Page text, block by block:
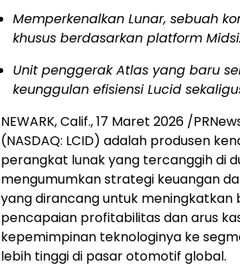
Memperkenalkan Lunar, sebuah
khusus berdasarkan platform
Unit penggerak Atlas yang baru
keunggulan efisiensi Lucid
NEWARK, Calif.,17 Maret 2026 /
(NASDAQ: LCID) adalah produsen
perangkat lunak yang tercanggih di
mengumumkan strategi keuangan
yang dirancang untuk meningkatkan
pencapaian profitabilitas dan arus
kepemimpinan teknologinya ke
lebih tinggi di pasar otomotif global.